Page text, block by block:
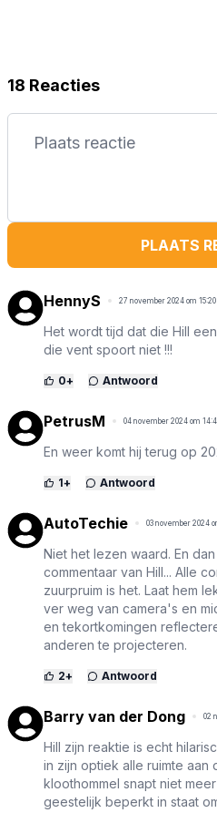
18 Reacties
PLAATS
HennyS 27 november 2024 om 15:20
Het wordt tijd dat die Hill
die vent spoort niet !!!
0+ Antwoord
PetrusM 04 november 2024 om
En weer komt hij terug op
1+ Antwoord
AutoTechie 03 november 2024
Niet het lezen waard. En
commentaar van Hill... Alle
zuurpruim is het. Laat hem
ver weg van camera's en
en tekortkomingen
anderen te projecteren.
2+ Antwoord
Barry van der Dong 02
Hill zijn reaktie is echt
in zijn optiek alle ruimte
kloothommel snapt niet
geestelijk beperkt in staat